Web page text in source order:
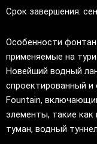
Срок завершения:
Особенности
применяемые на
Новейший водный
спроектированный и
Fountain,
элементы, такие как
туман, водный